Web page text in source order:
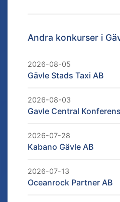
Andra konkurser i
2026-08-05
Gävle Stads Taxi AB
2026-08-03
Gavle Central
2026-07-28
Kabano Gävle AB
2026-07-13
Oceanrock Partner AB